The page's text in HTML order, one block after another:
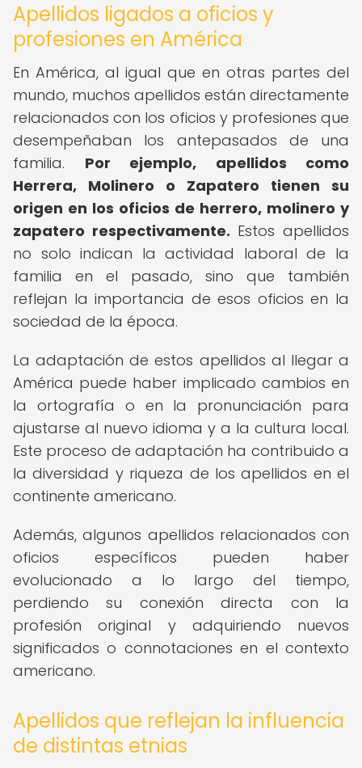
Apellidos ligados a oficios y
profesiones en América
En América, al igual que en otras partes del
mundo, muchos apellidos están directamente
relacionados con los oficios y profesiones que
desempeñaban los antepasados de una
familia. Por ejemplo, apellidos como
Herrera, Molinero o Zapatero tienen su
origen en los oficios de herrero, molinero y
zapatero respectivamente. Estos apellidos
no solo indican la actividad laboral de la
familia en el pasado, sino que también
reflejan la importancia de esos oficios en la
sociedad de la época.
La adaptación de estos apellidos al llegar a
América puede haber implicado cambios en
la ortografía o en la pronunciación para
ajustarse al nuevo idioma y a la cultura local.
Este proceso de adaptación ha contribuido a
la diversidad y riqueza de los apellidos en el
continente americano.
Además, algunos apellidos relacionados con
oficios específicos pueden haber
evolucionado a lo largo del tiempo,
perdiendo su conexión directa con la
profesión original y adquiriendo nuevos
significados o connotaciones en el contexto
americano.
Apellidos que reflejan la influencia
de distintas etnias